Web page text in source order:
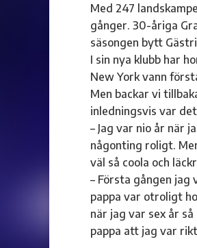
Med 247
gånger. 30-åriga
säsongen bytt
I sin nya klubb har
New York vann
Men backar vi
inledningsvis var
– Jag var nio år när
någonting roligt.
väl så coola och
– Första gången
pappa var otroligt
när jag var sex år
pappa att jag var